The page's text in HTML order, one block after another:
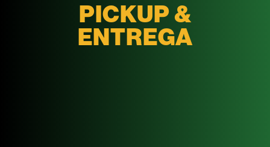
PICKUP &
ENTREGA